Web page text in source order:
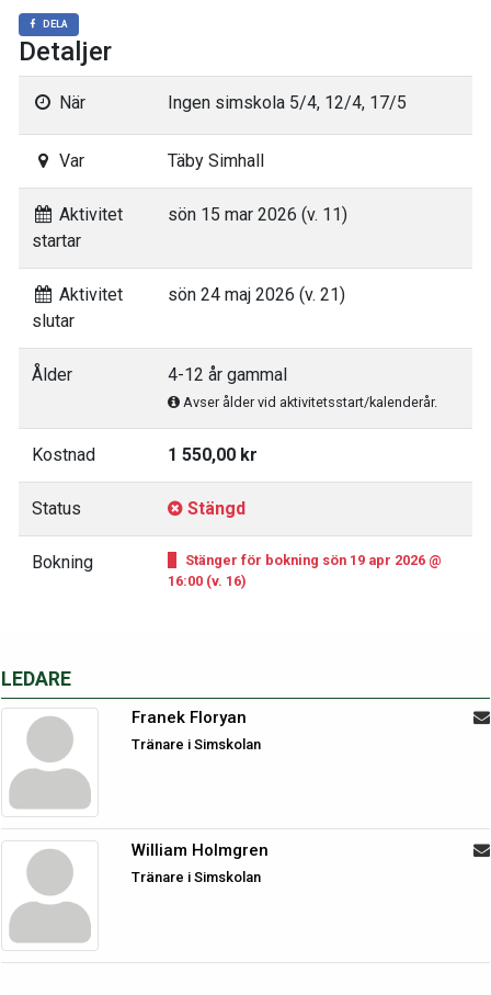
LEDARE
Franek Floryan
Tränare i Simskolan
William Holmgren
Tränare i Simskolan
DELA
Detaljer
När Ingen simskola 5/4, 12/4, 17/5
Var Täby Simhall
Aktivitet
startar
sön 15 mar 2026 (v. 11)
Aktivitet
slutar
sön 24 maj 2026 (v. 21)
Ålder 4-12 år gammal
Avser ålder vid aktivitetsstart/kalenderår.
Kostnad 1 550,00 kr
Status Stängd
Bokning
Stänger för bokning sön 19 apr 2026 @
16:00 (v. 16)